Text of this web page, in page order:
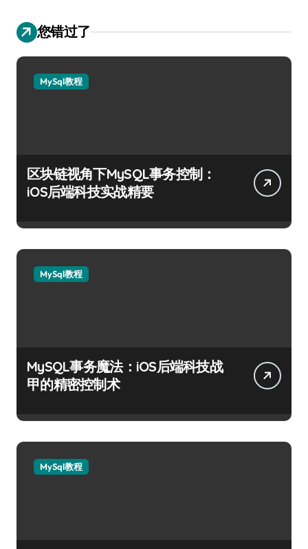
您错过了
MySql教程
区块链视角下MySQL事务控制：
iOS后端科技实战精要
MySql教程
MySQL事务魔法：iOS后端科技战
甲的精密控制术
MySql教程